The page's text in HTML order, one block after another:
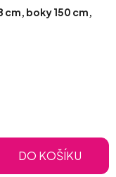
boky 150 cm,
DO KOŠÍKU